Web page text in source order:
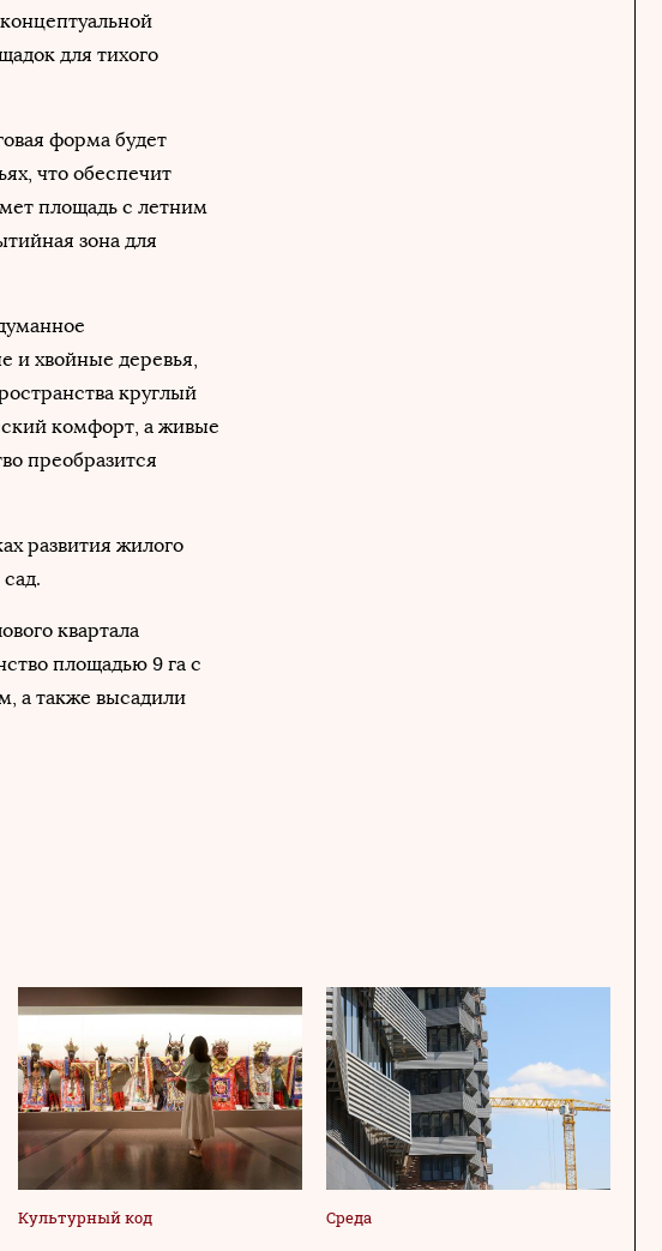
для тихого
форма будет
что обеспечит
площадь с летним
зона для
и хвойные деревья,
круглый
комфорт, а живые
преобразится
развития жилого
квартала
площадью 9 га с
а также высадили
Культурный код Среда